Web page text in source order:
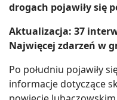
drogach pojawiły się
Aktualizacja: 37
Najwięcej zdarzeń w
Po południu pojawiły
informacje dotyczące